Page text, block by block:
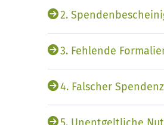
2.
3. Fehlende
4. Falscher